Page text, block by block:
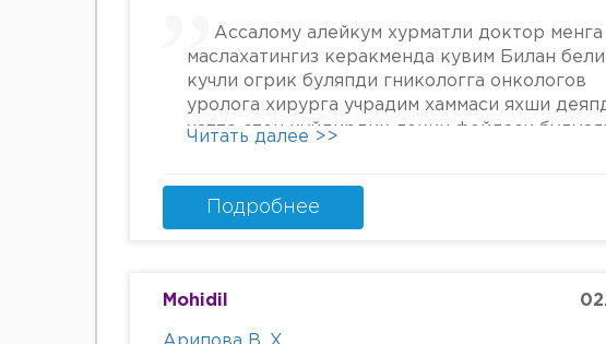
Ассалому алейкум хурматли доктор менга
маслахатингиз керакменда кувим Билан
кучли огрик буляпди гникологга онкологов
уролога хирурга учрадим хаммаси яхши
хатто стен куйдирдик лекин фойдаси
Энди Нима килшини билмай колдим ердам
34га кирдим 3та фарзанди бор хурмат Билан
Читать далее >>
Подробнее
Mohidil